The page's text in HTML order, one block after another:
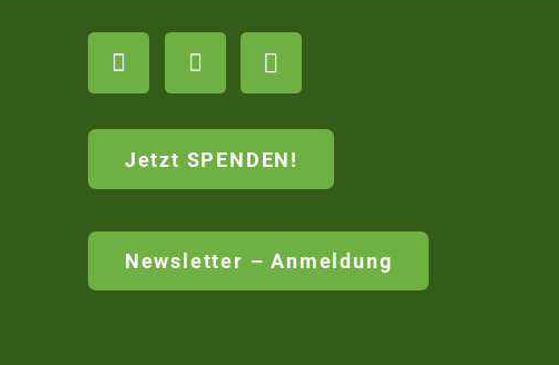
Jetzt SPENDEN!
Newsletter – Anmeldung